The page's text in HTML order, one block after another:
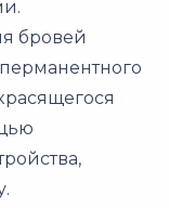
бровей